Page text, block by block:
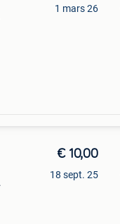
1 mars 26
€ 10,00
18 sept. 25